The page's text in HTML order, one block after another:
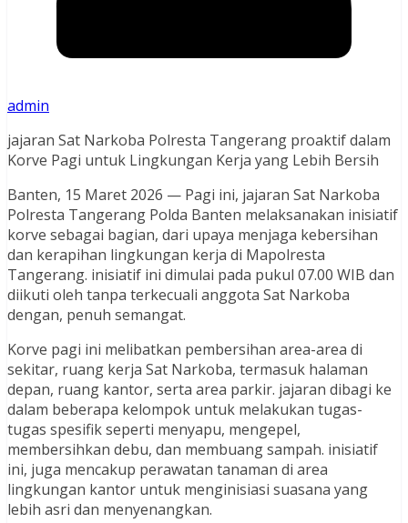
admin
jajaran Sat Narkoba Polresta Tangerang proaktif dalam
Korve Pagi untuk Lingkungan Kerja yang Lebih Bersih
Banten, 15 Maret 2026 — Pagi ini, jajaran Sat Narkoba
Polresta Tangerang Polda Banten melaksanakan inisiatif
korve sebagai bagian, dari upaya menjaga kebersihan
dan kerapihan lingkungan kerja di Mapolresta
Tangerang. inisiatif ini dimulai pada pukul 07.00 WIB dan
diikuti oleh tanpa terkecuali anggota Sat Narkoba
dengan, penuh semangat.
Korve pagi ini melibatkan pembersihan area-area di
sekitar, ruang kerja Sat Narkoba, termasuk halaman
depan, ruang kantor, serta area parkir. jajaran dibagi ke
dalam beberapa kelompok untuk melakukan tugas-
tugas spesifik seperti menyapu, mengepel,
membersihkan debu, dan membuang sampah. inisiatif
ini, juga mencakup perawatan tanaman di area
lingkungan kantor untuk menginisiasi suasana yang
lebih asri dan menyenangkan.